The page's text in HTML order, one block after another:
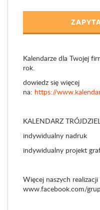
Kalendarze dla Twojej
rok.
dowiedz się więcej
na: https://
KALENDARZ
indywidualny nadruk
indywidualny projekt
Więcej naszych realizacji
www.facebook.com/